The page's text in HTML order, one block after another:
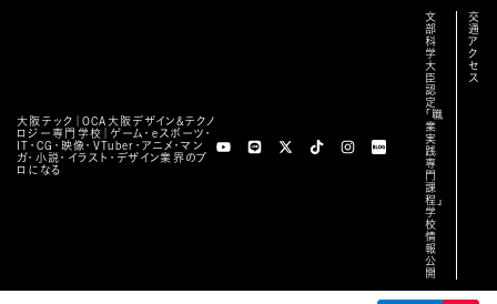
大阪テック｜OCA⼤阪デザイン&テクノ
ロジー専⾨学校｜ゲーム・eスポーツ・
IT・CG・映像・VTuber・アニメ・マン
ガ・小説・イラスト・デザイン業界のプ
ロになる
文
部
科
学
大
臣
認
定
「職
業
実
践
専
門
課
程」
学
校
情
報
公
開
交
通
ア
ク
セ
ス